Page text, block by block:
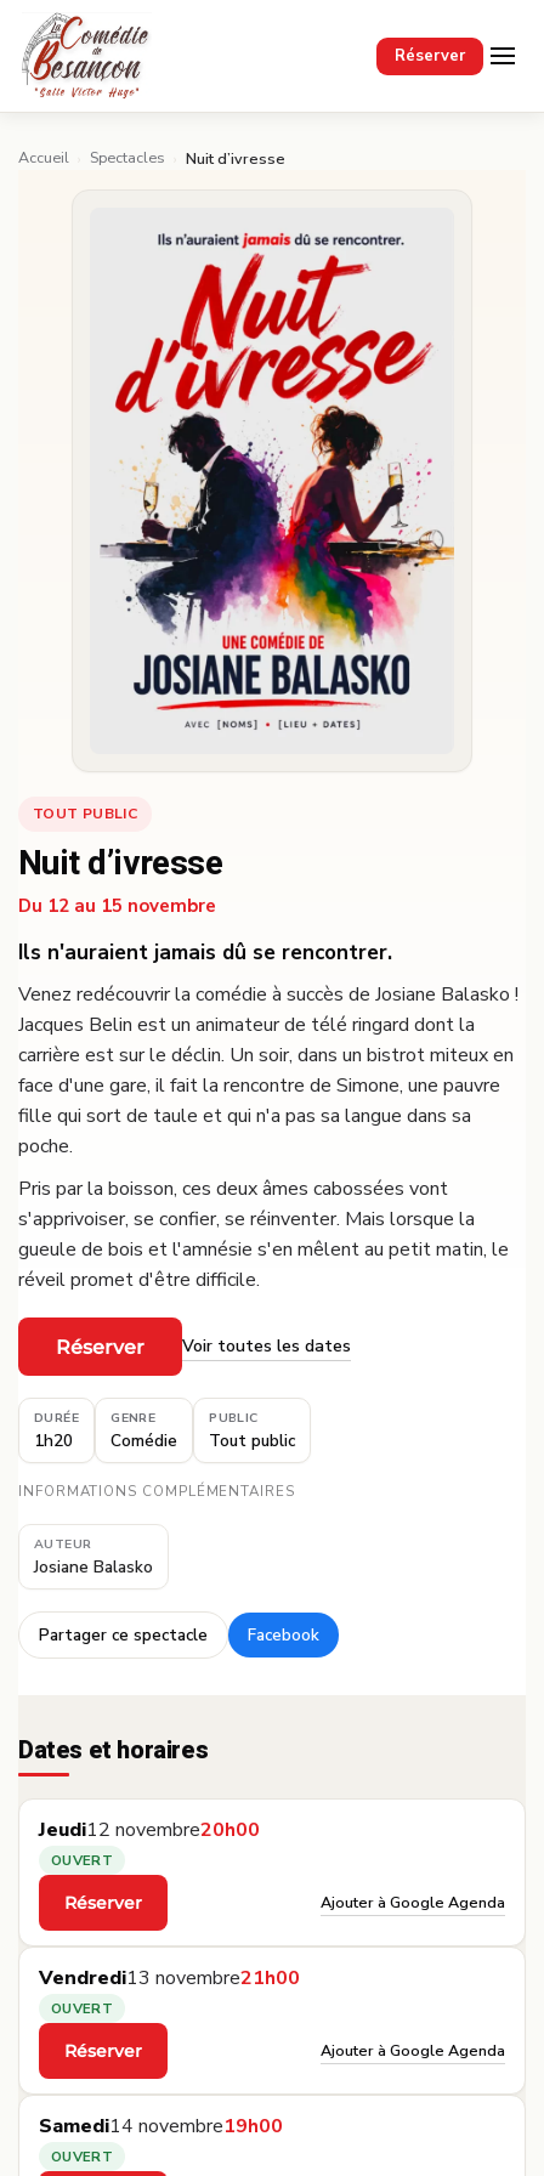
Réserver
Passer au contenu principal
Accueil Spectacles Nuit d’ivresse
TOUT PUBLIC
Nuit d’ivresse
Du 12 au 15 novembre
Ils n'auraient jamais dû se rencontrer.
Venez redécouvrir la comédie à succès de Josiane Balasko !
Jacques Belin est un animateur de télé ringard dont la
carrière est sur le déclin. Un soir, dans un bistrot miteux en
face d'une gare, il fait la rencontre de Simone, une pauvre
fille qui sort de taule et qui n'a pas sa langue dans sa
poche.
Pris par la boisson, ces deux âmes cabossées vont
s'apprivoiser, se confier, se réinventer. Mais lorsque la
gueule de bois et l'amnésie s'en mêlent au petit matin, le
réveil promet d'être difficile.
Réserver
·
Voir toutes les dates
DURÉE
1h20
GENRE
Comédie
PUBLIC
Tout public
INFORMATIONS COMPLÉMENTAIRES
AUTEUR
Josiane Balasko
Partager ce spectacle
·
Facebook
Dates et horaires
Jeudi12 novembre20h00
OUVERT
Réserver
·
Ajouter à Google Agenda
Vendredi13 novembre21h00
OUVERT
Réserver
·
Ajouter à Google Agenda
Samedi14 novembre19h00
OUVERT